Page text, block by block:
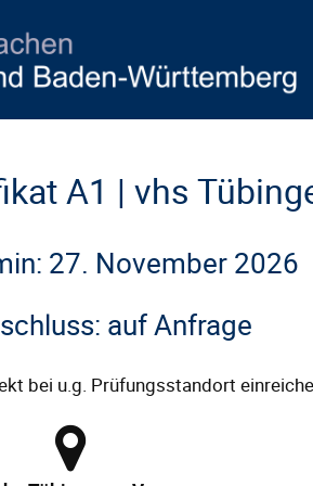
A1 | vhs
27. November 2026
auf Anfrage
bei u.g. Prüfungsstandort